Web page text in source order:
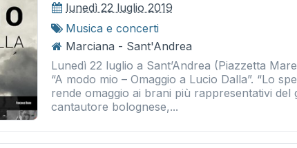
lunedì 22 luglio 2019
Musica e concerti
Marciana - Sant'Andrea
Lunedì 22 luglio a Sant’Andrea (Piazzetta
“A modo mio – Omaggio a Lucio Dalla”. “Lo
rende omaggio ai brani più rappresentativi del
cantautore bolognese,...